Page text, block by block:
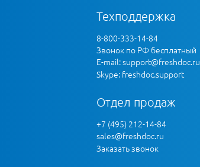
Техподдержка
8-800-333-14-84
Звонок по РФ бесплатный
E-mail:support@freshdoc.ru
Skype: freshdoc.support
Отдел продаж
+7 (495) 212-14-84
sales@freshdoc.ru
Заказать звонок